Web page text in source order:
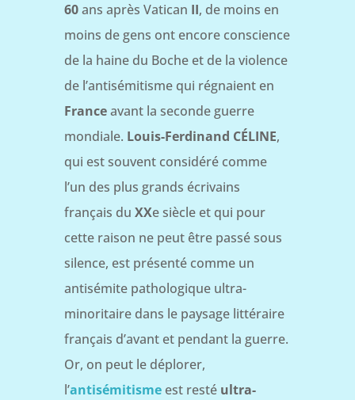
60ans après Vatican II, de moins en
moins de gens ont encore conscience
de la haine du Boche et de la violence
de l’antisémitisme qui régnaient en
Franceavant la seconde guerre
mondiale. Louis-Ferdinand CÉLINE,
qui est souvent considéré comme
l’un des plus grands écrivains
français du XXe siècle et qui pour
cette raison ne peut être passé sous
silence, est présenté comme un
antisémite pathologique ultra-
minoritaire dans le paysage littéraire
français d’avant et pendant la guerre.
Or, on peut le déplorer,
l’antisémitismeest resté ultra-